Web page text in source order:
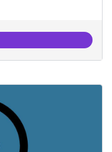
on fer masterclass